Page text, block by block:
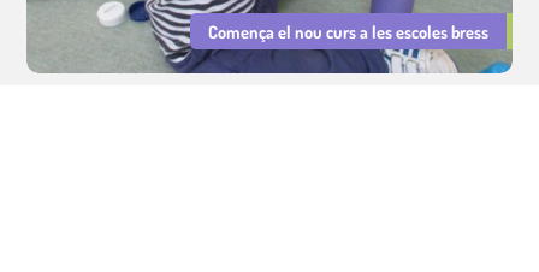
Comença el nou curs a les escoles bress